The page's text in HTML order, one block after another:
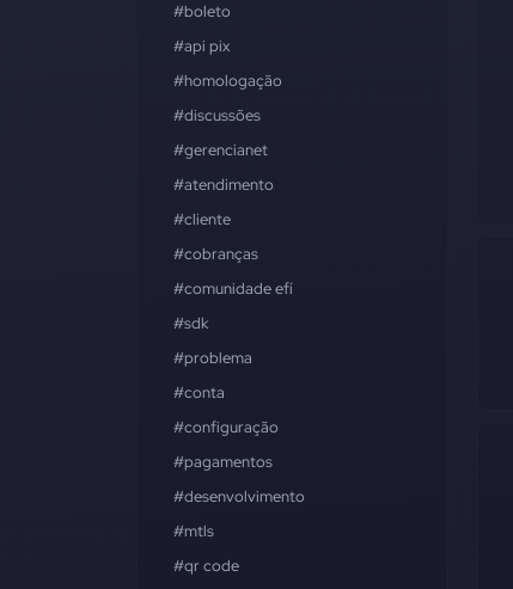
#boleto
#api pix
#homologação
#discussões
#gerencianet
#atendimento
#cliente
#cobranças
#comunidade efí
#sdk
#problema
#conta
#configuração
#pagamentos
#desenvolvimento
#mtls
#qr code